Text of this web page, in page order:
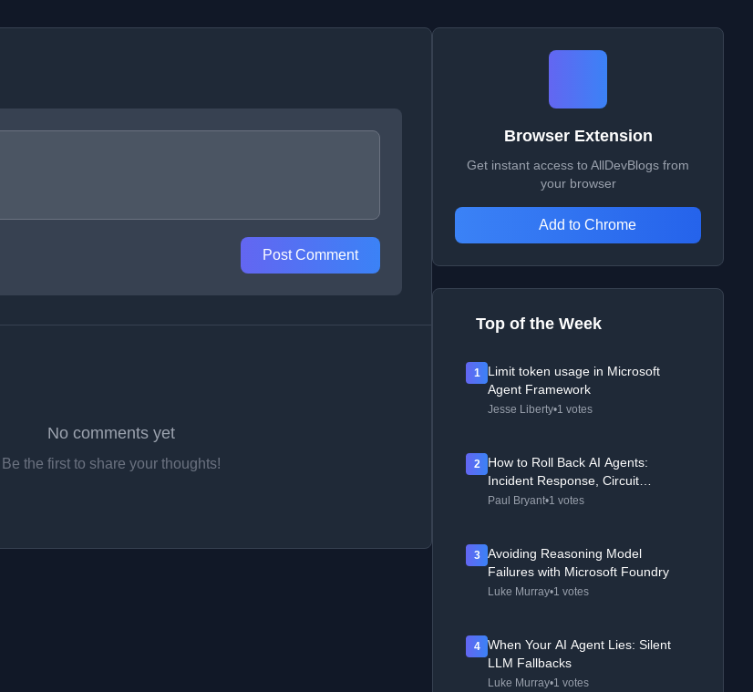
Post Comment
No comments yet
Be the first to share your thoughts!
Browser Extension
Get instant access to AllDevBlogs from
your browser
Add to Chrome
Top of the Week
1
Limit token usage in Microsoft
Agent Framework
Jesse Liberty•1 votes
2
How to Roll Back AI Agents:
Incident Response, Circuit
Breakers, and Recovery Patterns
Paul Bryant•1 votes
3
Avoiding Reasoning Model
Failures with Microsoft Foundry
Luke Murray•1 votes
4
When Your AI Agent Lies: Silent
LLM Fallbacks
Luke Murray•1 votes